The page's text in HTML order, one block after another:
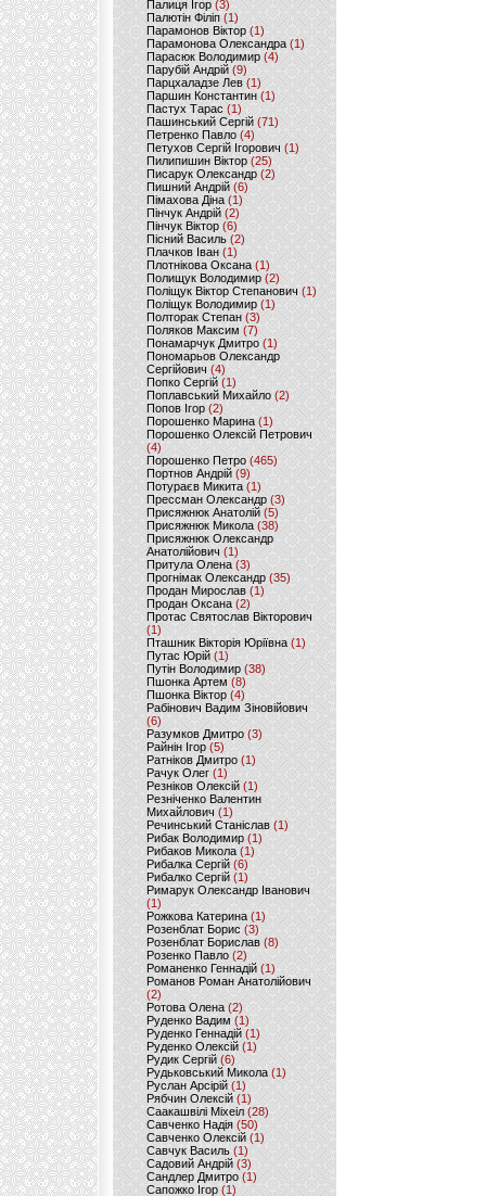
Палиця Ігор (3)
Палютін Філіп(1)
Парамонов Віктор (1)
Парамонова Олександра(1)
Парасюк Володимир(4)
Парубій Андрій (9)
Парцхаладзе Лев (1)
Паршин Константин(1)
Пастух Тарас (1)
Пашинський Сергій (71)
Петренко Павло (4)
Петухов Сергій Ігорович (1)
Пилипишин Віктор(25)
Писарук Олександр(2)
Пишний Андрій (6)
Пімахова Діна(1)
Пінчук Андрій(2)
Пінчук Віктор (6)
Пісний Василь (2)
Плачков Іван(1)
Плотнікова Оксана (1)
Полищук Володимир(2)
Поліщук Віктор Степанович(1)
Поліщук Володимир (1)
Полторак Степан(3)
Поляков Максим (7)
Понамарчук Дмитро (1)
Пономарьов Олександр
Сергійович(4)
Попко Сергій (1)
Поплавський Михайло (2)
Попов Ігор(2)
Порошенко Марина (1)
Порошенко Олексій Петрович
(4)
Порошенко Петро (465)
Портнов Андрій (9)
Потураєв Микита(1)
Прессман Олександр(3)
Присяжнюк Анатолій (5)
Присяжнюк Микола (38)
Присяжнюк Олександр
Анатолійович (1)
Притула Олена (3)
Прогнімак Олександр(35)
Продан Мирослав(1)
Продан Оксана (2)
Протас Святослав Вікторович
(1)
Пташник Вікторія Юріївна (1)
Путас Юрій (1)
Путін Володимир(38)
Пшонка Артем (8)
Пшонка Віктор(4)
Рабінович Вадим Зіновійович
(6)
Разумков Дмитро (3)
Райнін Ігор(5)
Ратніков Дмитро (1)
Рачук Олег (1)
Резніков Олексій(1)
Резніченко Валентин
Михайлович (1)
Речинський Станіслав (1)
Рибак Володимир(1)
Рибаков Микола(1)
Рибалка Сергій (6)
Рибалко Сергій (1)
Римарук Олександр Іванович
(1)
Рожкова Катерина(1)
Розенблат Борис (3)
Розенблат Борислав (8)
Розенко Павло (2)
Романенко Геннадій (1)
Романов Роман Анатолійович
(2)
Ротова Олена(2)
Руденко Вадим (1)
Руденко Геннадій (1)
Руденко Олексій(1)
Рудик Сергій(6)
Рудьковський Микола (1)
Руслан Арсірій(1)
Рябчин Олексій (1)
Саакашвілі Міхеіл(28)
Савченко Надія (50)
Савченко Олексій(1)
Савчук Василь (1)
Садовий Андрій (3)
Сандлер Дмитро(1)
Сапожко Ігор(1)